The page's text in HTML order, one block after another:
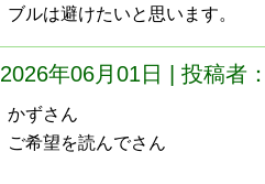
ブルは避けたいと思います。
2026年06月01日 | 投稿者
かずさん
ご希望を読んでさん